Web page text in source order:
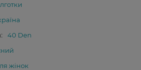
40 Den
жінок